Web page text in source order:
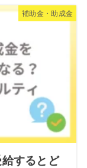
補助金・助成金
するとど